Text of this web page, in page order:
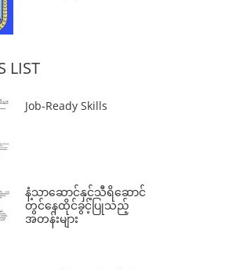
LIST
Job-Ready Skills
နံ့သာဆောင်နှင့်သီရိဆောင်
တွင်နေထိုင်ခွင့်ပြုသည့်
အတန်းများ